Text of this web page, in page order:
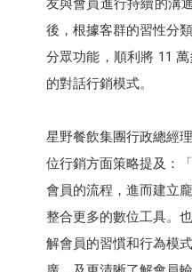
友與會員進行持續的溝
後，根據客群的習性分
分眾功能，順利將 11
的對話行銷模式。
星野餐飲集團行政總經
位行銷方面策略提及：
會員的流程，進而建立
整合更多的數位工具。
解會員的習慣和行為模